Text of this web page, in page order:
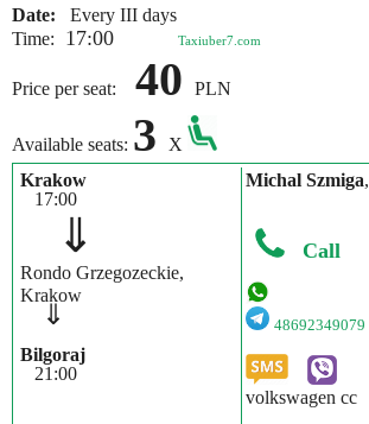
Date:
Every III days
Time:
17:00 Taxiuber7.com
Price per seat: 40 PLN
Available seats: 3
X
Krakow
17:00
⇓
Rondo Grzegozeckie,
Krakow
⇓
Bilgoraj
21:00
Michal Szmiga
Call
48692349079
volkswagen cc